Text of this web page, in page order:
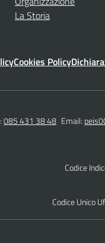
La Storia
Cookies Policy
085 431 38 48 Email:
Codice
Codice Unico